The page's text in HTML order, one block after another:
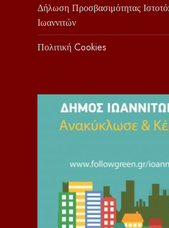
Δήλωση Προσβασιμότητας
Ιωαννιτών
Πολιτική Cookies